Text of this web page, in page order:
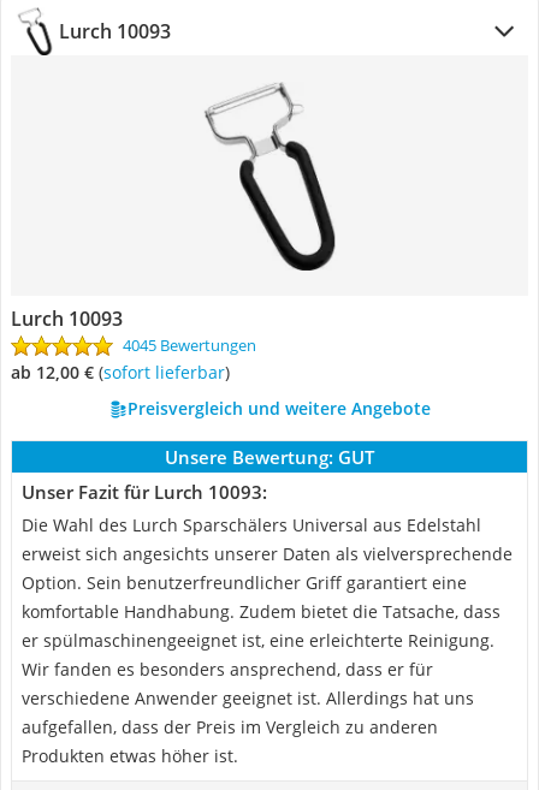
Lurch 10093
Lurch 10093
4045 Bewertungen
ab 12,00 € ( Sofort lieferbar)
Preisvergleich und weitere Angebote
Unsere Bewertung: GUT
Unser Fazit für Lurch 10093:
Die Wahl des Lurch Sparschälers Universal aus Edelstahl
erweist sich angesichts unserer Daten als vielversprechende
Option. Sein benutzerfreundlicher Griff garantiert eine
komfortable Handhabung. Zudem bietet die Tatsache, dass
er spülmaschinengeeignet ist, eine erleichterte Reinigung.
Wir fanden es besonders ansprechend, dass er für
verschiedene Anwender geeignet ist. Allerdings hat uns
aufgefallen, dass der Preis im Vergleich zu anderen
Produkten etwas höher ist.